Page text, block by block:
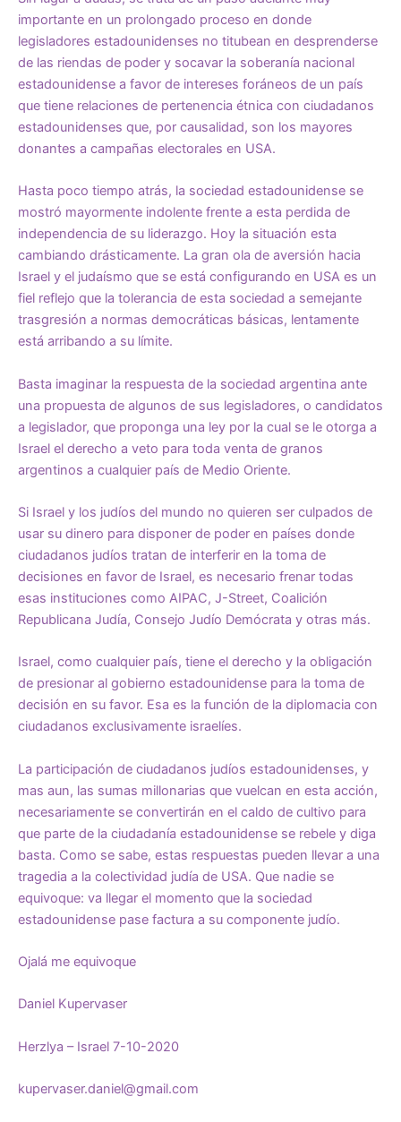
importante en un prolongado proceso en donde
legisladores estadounidenses no titubean en desprenderse
de las riendas de poder y socavar la soberanía nacional
estadounidense a favor de intereses foráneos de un país
que tiene relaciones de pertenencia étnica con ciudadanos
estadounidenses que, por causalidad, son los mayores
donantes a campañas electorales en USA.
Hasta poco tiempo atrás, la sociedad estadounidense se
mostró mayormente indolente frente a esta perdida de
independencia de su liderazgo. Hoy la situación esta
cambiando drásticamente. La gran ola de aversión hacia
Israel y el judaísmo que se está configurando en USA es un
fiel reflejo que la tolerancia de esta sociedad a semejante
trasgresión a normas democráticas básicas, lentamente
está arribando a su límite.
Basta imaginar la respuesta de la sociedad argentina ante
una propuesta de algunos de sus legisladores, o candidatos
a legislador, que proponga una ley por la cual se le otorga a
Israel el derecho a veto para toda venta de granos
argentinos a cualquier país de Medio Oriente.
Si Israel y los judíos del mundo no quieren ser culpados de
usar su dinero para disponer de poder en países donde
ciudadanos judíos tratan de interferir en la toma de
decisiones en favor de Israel, es necesario frenar todas
esas instituciones como AIPAC, J-Street, Coalición
Republicana Judía, Consejo Judío Demócrata y otras más.
Israel, como cualquier país, tiene el derecho y la obligación
de presionar al gobierno estadounidense para la toma de
decisión en su favor. Esa es la función de la diplomacia con
ciudadanos exclusivamente israelíes.
La participación de ciudadanos judíos estadounidenses, y
mas aun, las sumas millonarias que vuelcan en esta acción,
necesariamente se convertirán en el caldo de cultivo para
que parte de la ciudadanía estadounidense se rebele y diga
basta. Como se sabe, estas respuestas pueden llevar a una
tragedia a la colectividad judía de USA. Que nadie se
equivoque: va llegar el momento que la sociedad
estadounidense pase factura a su componente judío.
Ojalá me equivoque
Daniel Kupervaser
Herzlya – Israel 7-10-2020
kupervaser.daniel@gmail.com